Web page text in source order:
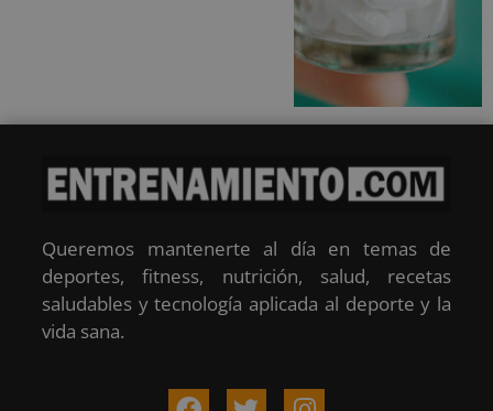
Queremos mantenerte al día en temas de
deportes, fitness, nutrición, salud, recetas
saludables y tecnología aplicada al deporte y la
vida sana.